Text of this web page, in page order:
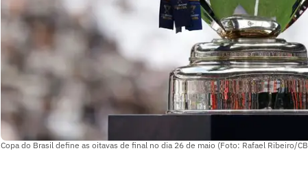
Copa do Brasil define as oitavas de final no dia 26 de maio (Foto: Rafael Ribeiro/